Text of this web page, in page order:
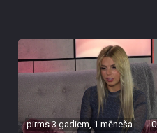
pirms 3 gadiem, 1 mēneša